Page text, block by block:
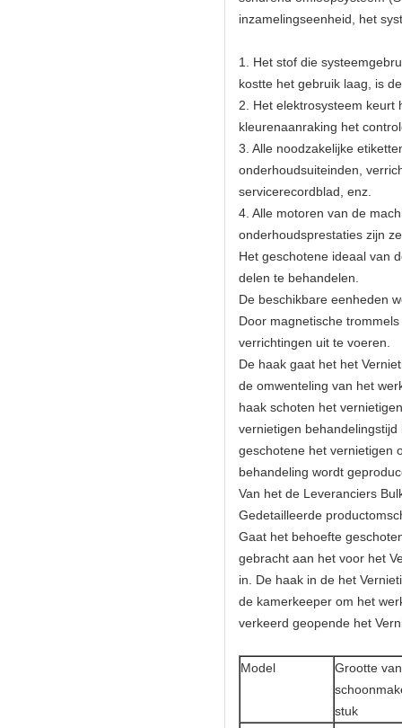
inzamelingseenheid, het
1. Het stof die
kostte het gebruik laag, is
2. Het elektrosysteem keurt
kleurenaanraking het
3. Alle noodzakelijke
onderhoudsuiteinden,
servicerecordblad, enz.
4. Alle motoren van de
onderhoudsprestaties zijn
Het geschotene ideaal van
delen te behandelen.
De beschikbare eenheden
Door magnetische
verrichtingen uit te voeren.
De haak gaat het het
de omwenteling van het
haak schoten het
vernietigen
geschotene het vernietigen
behandeling wordt
Van het de Leveranciers
Gedetailleerde
Gaat het behoefte
gebracht aan het voor het
in. De haak in de het
de kamerkeeper om het
verkeerd geopende het
Model
Grootte
stuk